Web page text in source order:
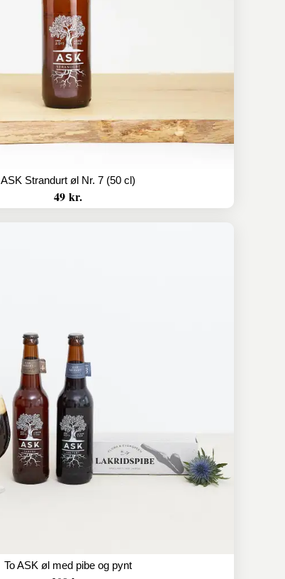
ASK Strandurt øl Nr. 7 (50 cl)
49 kr.
To ASK øl med pibe og pynt